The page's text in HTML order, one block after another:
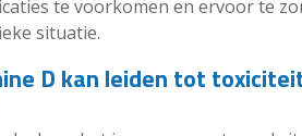
te voorkomen en ervoor te
situatie.
D kan leiden tot